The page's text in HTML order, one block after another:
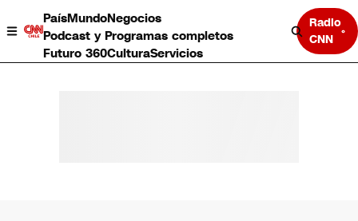
PaísMundoNegocios
Podcast y Programas completos
Futuro 360CulturaServicios
Radio
CNN